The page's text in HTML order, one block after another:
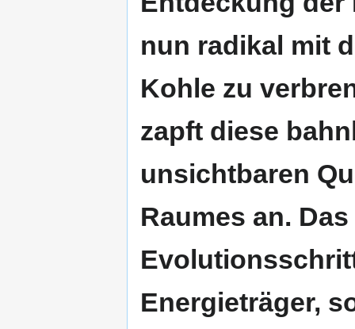
nun radikal mit
Kohle zu
zapft diese
unsichtbaren
Raumes an.
Energieträger,